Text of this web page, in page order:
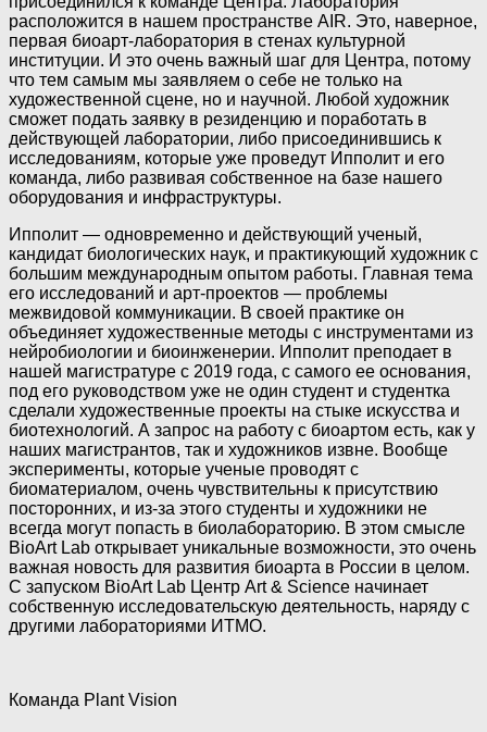
расположится в нашем пространстве AIR. Это, наверное,
первая биоарт-лаборатория в стенах культурной
институции. И это очень важный шаг для Центра, потому
что тем самым мы заявляем о себе не только на
художественной сцене, но и научной. Любой художник
сможет подать заявку в резиденцию и поработать в
действующей лаборатории, либо присоединившись к
исследованиям, которые уже проведут Ипполит и его
команда, либо развивая собственное на базе нашего
оборудования и инфраструктуры.
Ипполит — одновременно и действующий ученый,
кандидат биологических наук, и практикующий художник с
большим международным опытом работы. Главная тема
его исследований и арт-проектов — проблемы
межвидовой коммуникации. В своей практике он
объединяет художественные методы с инструментами из
нейробиологии и биоинженерии. Ипполит преподает в
нашей магистратуре с 2019 года, с самого ее основания,
под его руководством уже не один студент и студентка
сделали художественные проекты на стыке искусства и
биотехнологий. А запрос на работу с биоартом есть, как у
наших магистрантов, так и художников извне. Вообще
эксперименты, которые ученые проводят с
биоматериалом, очень чувствительны к присутствию
посторонних, и из-за этого студенты и художники не
всегда могут попасть в биолабораторию. В этом смысле
BioArt Lab открывает уникальные возможности, это очень
важная новость для развития биоарта в России в целом.
С запуском BioArt Lab Центр Art & Science начинает
собственную исследовательскую деятельность, наряду с
другими лабораториями ИТМО.
Команда Plant Vision